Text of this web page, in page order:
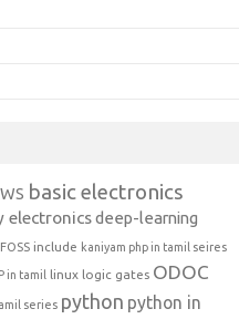
basic electronics
electronicsdeep-learning
FOSS include kaniyam php in tamil seires
in tamil linux logic gates ODOC
series python python in